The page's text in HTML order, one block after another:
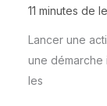
11 minutes de
Lancer une
une
les